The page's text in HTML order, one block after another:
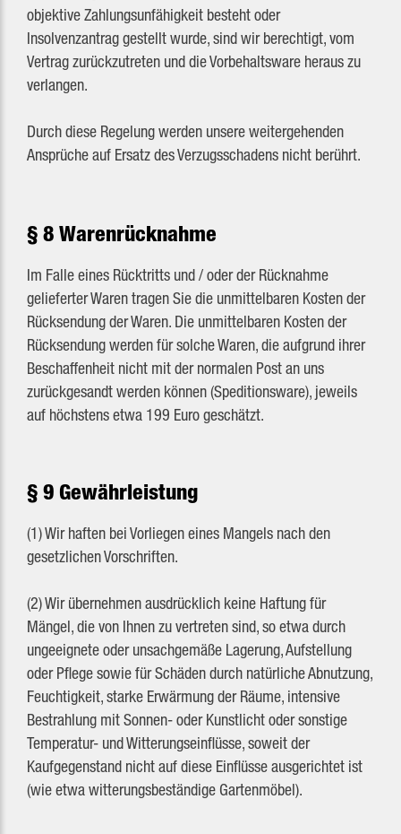
objektive Zahlungsunfähigkeit besteht oder
Insolvenzantrag gestellt wurde, sind wir berechtigt, vom
Vertrag zurückzutreten und die Vorbehaltsware heraus zu
verlangen.
Durch diese Regelung werden unsere weitergehenden
Ansprüche auf Ersatz des Verzugsschadens nicht berührt.
§ 8 Warenrücknahme
Im Falle eines Rücktritts und / oder der Rücknahme
gelieferter Waren tragen Sie die unmittelbaren Kosten der
Rücksendung der Waren. Die unmittelbaren Kosten der
Rücksendung werden für solche Waren, die aufgrund ihrer
Beschaffenheit nicht mit der normalen Post an uns
zurückgesandt werden können (Speditionsware), jeweils
auf höchstens etwa 199 Euro geschätzt.
§ 9 Gewährleistung
(1) Wir haften bei Vorliegen eines Mangels nach den
gesetzlichen Vorschriften.
(2) Wir übernehmen ausdrücklich keine Haftung für
Mängel, die von Ihnen zu vertreten sind, so etwa durch
ungeeignete oder unsachgemäße Lagerung, Aufstellung
oder Pflege sowie für Schäden durch natürliche Abnutzung,
Feuchtigkeit, starke Erwärmung der Räume, intensive
Bestrahlung mit Sonnen- oder Kunstlicht oder sonstige
Temperatur- und Witterungseinflüsse, soweit der
Kaufgegenstand nicht auf diese Einflüsse ausgerichtet ist
(wie etwa witterungsbeständige Gartenmöbel).